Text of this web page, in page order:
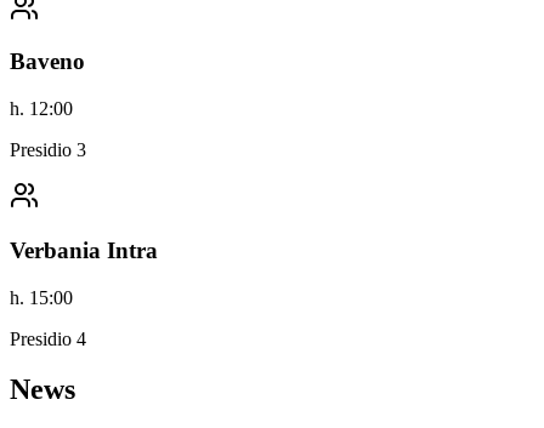
Baveno
h. 12:00
Presidio 3
Verbania Intra
h. 15:00
Presidio 4
News